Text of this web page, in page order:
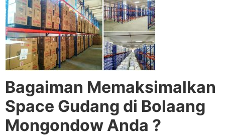
Bagaiman Memaksimalkan
Space Gudang di Bolaang
Mongondow Anda ?